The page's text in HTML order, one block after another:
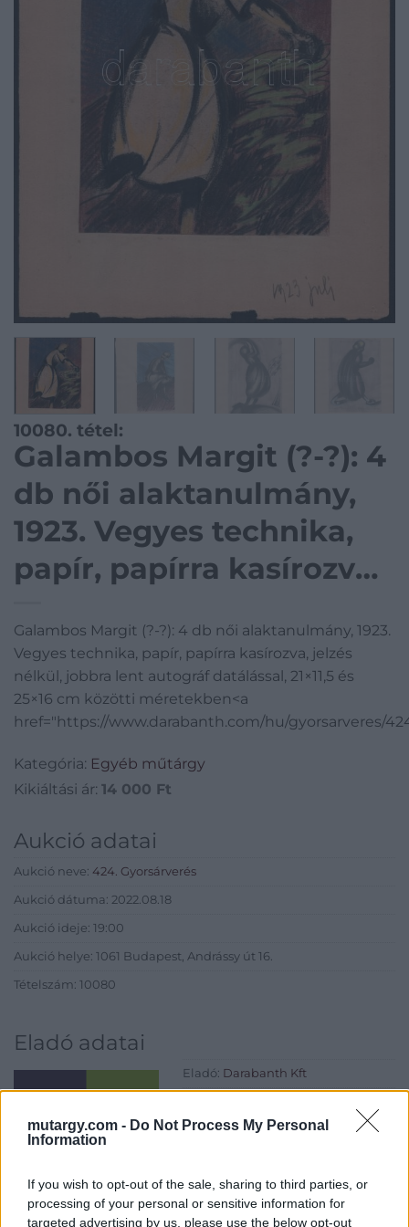
mutargy.com - Do Not Process My Personal
Information
If you wish to opt-out of the sale, sharing to third parties, or
processing of your personal or sensitive information for
targeted advertising by us, please use the below opt-out
10080. tétel:
Galambos Margit (?-?): 4
db női alaktanulmány,
1923. Vegyes technika,
papír, papírra kasírozva,
autográf datálással,
21×11,5 és 25×16 cm
közötti méretekben
Galambos Margit (?-?): 4 db női alaktanulmány, 1923.
Vegyes technika, papír, papírra kasírozva, jelzés
nélkül, jobbra lent autográf datálással, 21×11,5 és
25×16 cm közötti méretekben<a
href="https://www.darabanth.com/hu/gyorsarveres/
Kategória: Egyéb műtárgy
Kikiáltási ár: 14 000 Ft
Aukció adatai
Aukció neve: 424. Gyorsárverés
Aukció dátuma: 2022.08.18
Aukció ideje: 19:00
Aukció helye: 1061 Budapest, Andrássy út 16.
Tételszám: 10080
Eladó adatai
Eladó: Darabanth Kft
Darabanth Bélyegkereskedelmi és
Aukciósház Kft.
1061
Telefon: 317-4757, 266-4154, 318-